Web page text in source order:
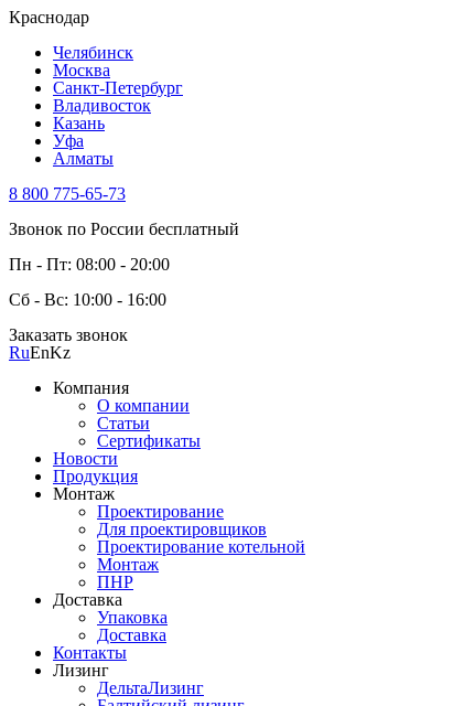
Краснодар
Челябинск
Москва
Санкт-Петербург
Владивосток
Казань
Уфа
Алматы
8 800 775-65-73
Звонок по России бесплатный
Пн - Пт: 08:00 - 20:00
Сб - Вс: 10:00 - 16:00
Заказать звонок
RuEnKz
Компания
О компании
Статьи
Сертификаты
Новости
Продукция
Монтаж
Проектирование
Для проектировщиков
Проектирование котельной
Монтаж
ПНР
Доставка
Упаковка
Доставка
Контакты
Лизинг
ДельтаЛизинг